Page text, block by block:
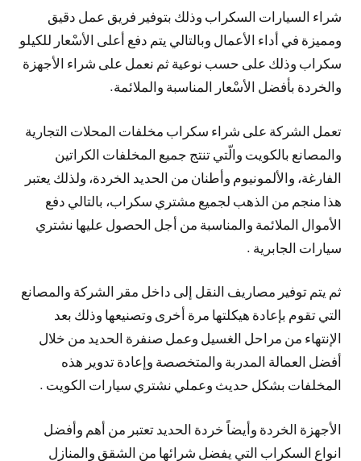
شراء السيارات السكراب وذلك بتوفير فريق عمل دقيق
ومميزة في أداء الأعمال وبالتالي يتم دفع أعلى الأسْعار للكيلو
سكراب وذلك على حسب نوعية ثم نعمل على شراء الأجهزة
والخردة بأفضل الأسْعار المناسبة والملائمة.
تعمل الشركة على شراء سكراب مخلفات المحلات التجارية
والمصانع بالكويت والّتي تنتج جميع المخلفات الكراتين
الفارغة، والألمونيوم وأطنان من الحديد الخردة، ولذلك يعتبر
هذا منجم من الذهب لجميع مشتري سكراب، بالتالي دفع
الأموال الملائمة والمناسبة من أجل الحصول عليها نشتري
سيارات الجابرية .
ثم يتم توفير مصاريف النقل إلى داخل مقر الشركة والمصانع
التي تقوم بإعادة هيكلتها مرة أخرى وتصنيعها وذلك بعد
الإنتهاء من مراحل الغسيل وعمل صنفرة الحديد من خلال
أفضل العمالة المدربة والمتخصصة وإعادة تدوير هذه
المخلفات بشكل حديث وعملي نشتري سيارات الكويت .
الأجهزة الخردة وأيضاً خردة الحديد تعتبر من أهم وأفضل
انواع السكراب التي يفضل شرائها من الشقق والمنازل